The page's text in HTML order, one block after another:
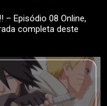
– Episódio 08 Online,
completa deste